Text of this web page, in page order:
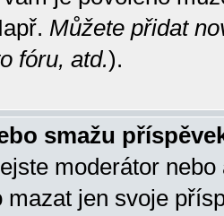
Můžete přidat
fóru, atd.).
smažu
moderátor
mazat jen svoje